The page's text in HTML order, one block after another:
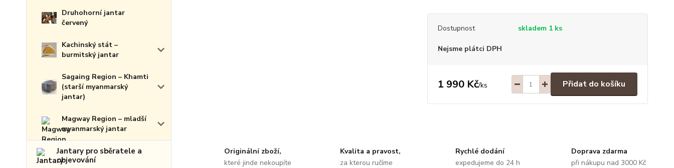
Druhohorní jantar
červený
Kachinský stát –
burmitský jantar
Sagaing Region – Khamti
(starší myanmarský
jantar)
Magway Region – mladší
myanmarský jantar
Jantary pro sběratele a
objevování
Dostupnost skladem 1 ks
Nejsme plátci DPH
1 990 Kč/ks Přidat do košíku
Originální zboží,
které jinde nekoupíte
Kvalita a pravost,
za kterou ručíme
Rychlé dodání
expedujeme do 24 h
Doprava zdarma
při nákupu nad 3000 Kč